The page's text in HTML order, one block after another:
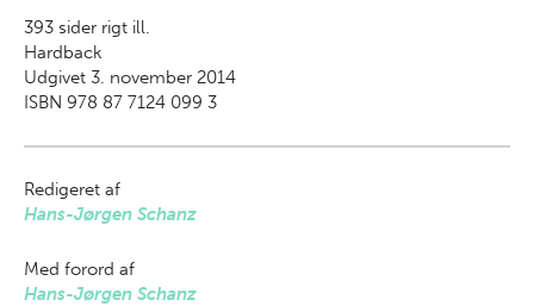
393 sider rigt ill.
Hardback
Udgivet 3. november 2014
ISBN 978 87 7124 099 3
Redigeret af
Hans-Jørgen Schanz
Med forord af
Hans-Jørgen Schanz